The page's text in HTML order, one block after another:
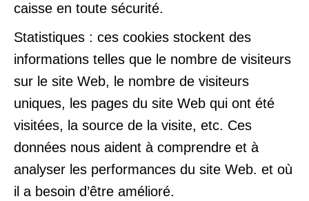
caisse en toute sécurité.
Statistiques : ces cookies stockent des
informations telles que le nombre de visiteurs
sur le site Web, le nombre de visiteurs
uniques, les pages du site Web qui ont été
visitées, la source de la visite, etc. Ces
données nous aident à comprendre et à
analyser les performances du site Web. et où
il a besoin d’être amélioré.